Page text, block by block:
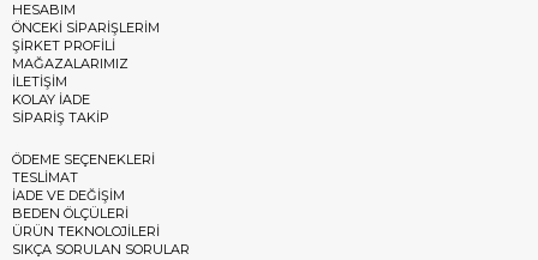
HESABIM
ÖNCEKİ SİPARİŞLERİM
ŞİRKET PROFİLİ
MAĞAZALARIMIZ
İLETİŞİM
KOLAY İADE
SİPARİŞ TAKİP
ÖDEME SEÇENEKLERİ
TESLİMAT
İADE VE DEĞİŞİM
BEDEN ÖLÇÜLERİ
ÜRÜN TEKNOLOJİLERİ
SIKÇA SORULAN SORULAR